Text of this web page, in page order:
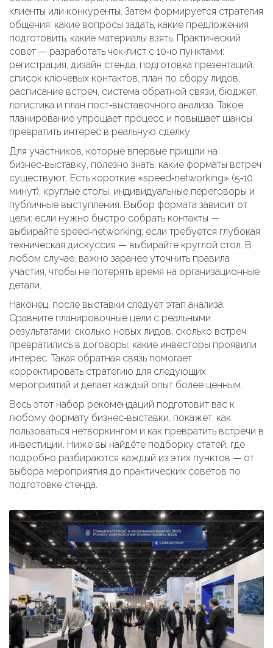
клиенты или конкуренты. Затем формируется стратегия
общения: какие вопросы задать, какие предложения
подготовить, какие материалы взять. Практический
совет — разработать чек‑лист с 10‑ю пунктами:
регистрация, дизайн стенда, подготовка презентаций,
список ключевых контактов, план по сбору лидов,
расписание встреч, система обратной связи, бюджет,
логистика и план пост‑выставочного анализа. Такое
планирование упрощает процесс и повышает шансы
превратить интерес в реальную сделку.
Для участников, которые впервые пришли на
бизнес‑выставку, полезно знать, какие форматы встреч
существуют. Есть короткие «speed‑networking» (5‑10
минут), круглые столы, индивидуальные переговоры и
публичные выступления. Выбор формата зависит от
цели: если нужно быстро собрать контакты —
выбирайте speed‑networking; если требуется глубокая
техническая дискуссия — выбирайте круглой стол. В
любом случае, важно заранее уточнить правила
участия, чтобы не потерять время на организационные
детали.
Наконец, после выставки следует этап анализа.
Сравните планировочные цели с реальными
результатами: сколько новых лидов, сколько встреч
превратились в договоры, какие инвесторы проявили
интерес. Такая обратная связь помогает
корректировать стратегию для следующих
мероприятий и делает каждый опыт более ценным.
Весь этот набор рекомендаций подготовит вас к
любому формату бизнес‑выставки, покажет, как
пользоваться нетворкингом и как превратить встречи в
инвестиции. Ниже вы найдёте подборку статей, где
подробно разбираются каждый из этих пунктов — от
выбора мероприятия до практических советов по
подготовке стенда.